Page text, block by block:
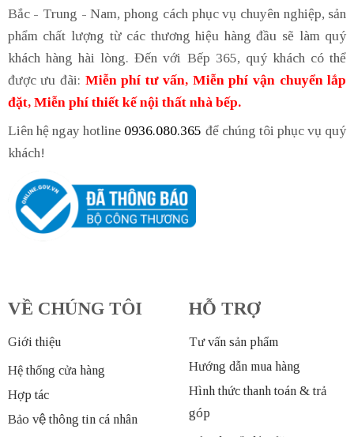
Bắc - Trung - Nam, phong cách phục vụ chuyên nghiệp, sản
phẩm chất lượng từ các thương hiệu hàng đầu sẽ làm quý
khách hàng hài lòng. Đến với Bếp 365, quý khách có thể
được ưu đãi: Miễn phí tư vấn, Miễn phí vận chuyển lắp
đặt, Miễn phí thiết kế nội thất nhà bếp.
Liên hệ ngay hotline 0936.080.365 để chúng tôi phục vụ quý
khách!
VỀ CHÚNG TÔI
Giới thiệu
Hệ thống cửa hàng
Hợp tác
Bảo vệ thông tin cá nhân
HỖ TRỢ
Tư vấn sản phẩm
Hướng dẫn mua hàng
Hình thức thanh toán & trả
góp